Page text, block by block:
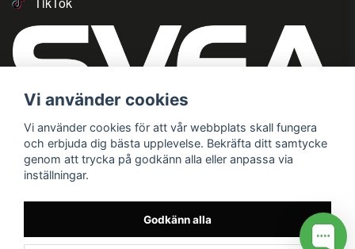
Vi använder cookies
Vi använder cookies för att vår webbplats skall fungera
och erbjuda dig bästa upplevelse. Bekräfta ditt samtycke
genom att trycka på godkänn alla eller anpassa via
inställningar.
Godkänn alla